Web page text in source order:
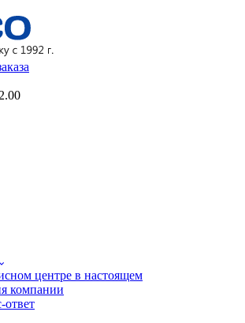
центре в настоящем
компании
ответ